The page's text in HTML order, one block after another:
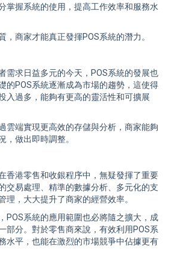
掌握系統的使用，提高工作效率和服務水
，商家才能真正發揮POS系統的潛力。
需求日益多元的今天，POS系統的發展也
的POS系統逐漸成為市場的趨勢，這使得
入過多，能夠有更高的靈活性和可擴展
雲端實現更高效的存儲與分析，商家能夠
，做出即時調整。
香港零售和收銀程序中，無疑發揮了重要
交易處理、精準的數據分析、多元化的支
理，大大提升了商家的經營效率。
POS系統的應用範圍也必將隨之擴大，成
部分。對於零售商來說，有效利用POS系
水平，也能在激烈的市場競爭中佔據更有